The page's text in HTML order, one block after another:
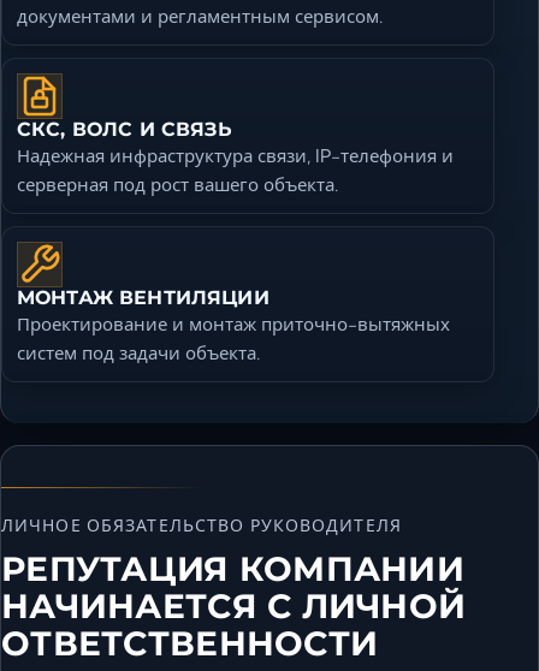
документами и регламентным сервисом.
СКС, ВОЛС И СВЯЗЬ
Надежная инфраструктура связи, IP-телефония и
серверная под рост вашего объекта.
МОНТАЖ ВЕНТИЛЯЦИИ
Проектирование и монтаж приточно-вытяжных
систем под задачи объекта.
ЛИЧНОЕ ОБЯЗАТЕЛЬСТВО РУКОВОДИТЕЛЯ
РЕПУТАЦИЯ КОМПАНИИ
НАЧИНАЕТСЯ С ЛИЧНОЙ
ОТВЕТСТВЕННОСТИ